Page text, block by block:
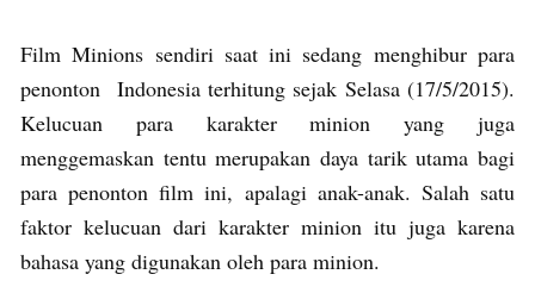
Film Minions sendiri saat ini sedang menghibur para
penonton Indonesia terhitung sejak Selasa (17/5/2015).
Kelucuan para karakter minion yang juga
menggemaskan tentu merupakan daya tarik utama bagi
para penonton film ini, apalagi anak-anak. Salah satu
faktor kelucuan dari karakter minion itu juga karena
bahasa yang digunakan oleh para minion.